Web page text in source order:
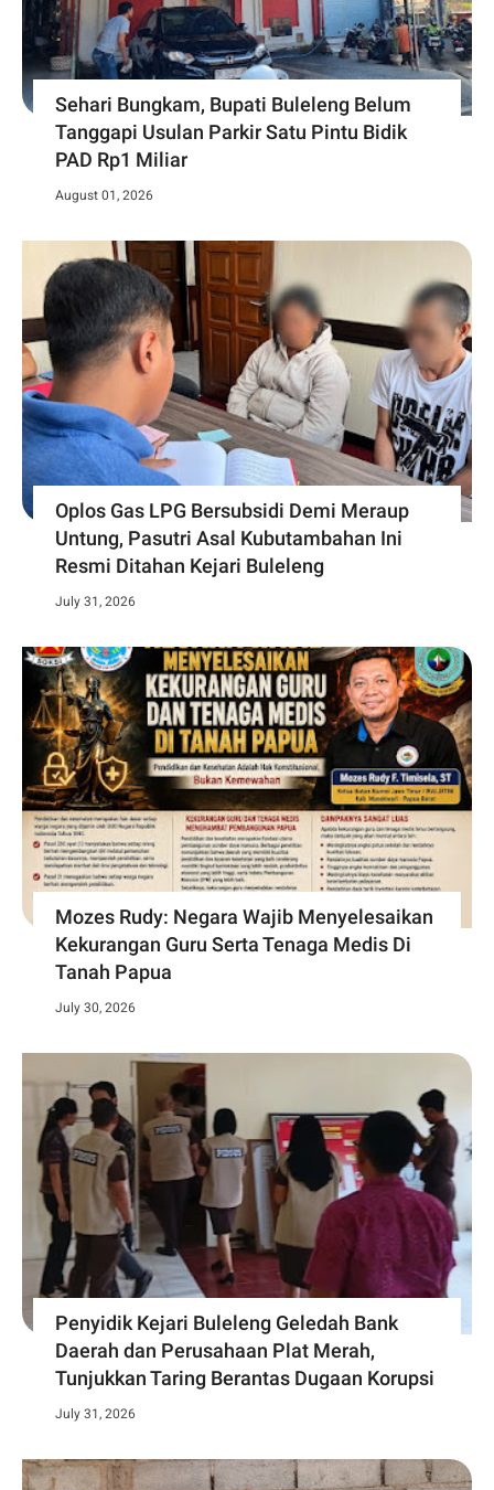
Sehari Bungkam, Bupati Buleleng Belum
Tanggapi Usulan Parkir Satu Pintu Bidik
PAD Rp1 Miliar
August 01, 2026
Oplos Gas LPG Bersubsidi Demi Meraup
Untung, Pasutri Asal Kubutambahan Ini
Resmi Ditahan Kejari Buleleng
July 31, 2026
Mozes Rudy: Negara Wajib Menyelesaikan
Kekurangan Guru Serta Tenaga Medis Di
Tanah Papua
July 30, 2026
Penyidik Kejari Buleleng Geledah Bank
Daerah dan Perusahaan Plat Merah,
Tunjukkan Taring Berantas Dugaan Korupsi
July 31, 2026